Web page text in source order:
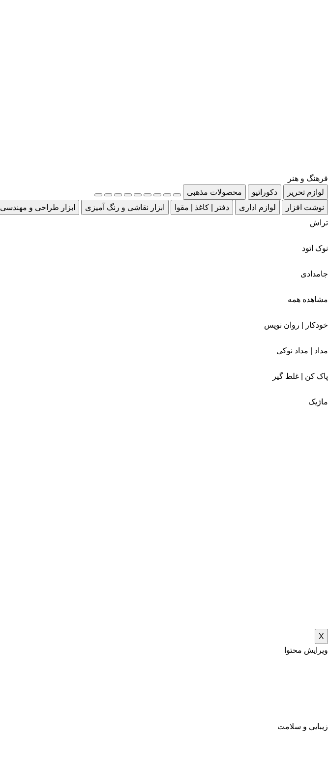
فرهنگ و هنر
لوازم تحریر
دکوراتیو
محصولات مذهبی
نوشت افزار
لوازم اداری دفتر | کاغذ | مقوا ابزار نقاشی و رنگ آمیزی ابزار طراحی و مهندسی
تراش
نوک اتود
جامدادی
مشاهده همه
خودکار | روان نویس
مداد | مداد نوکی
پاک کن | غلط گیر
ماژیک
X
ویرایش محتوا
زیبایی و سلامت